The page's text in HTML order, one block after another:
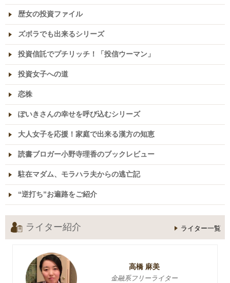
歴女の投資ファイル
ズボラでも出来るシリーズ
投資信託でプチリッチ！「投信ウーマン」
投資女子への道
恋株
ぽいきさんの幸せを呼び込むシリーズ
大人女子を応援！家庭で出来る漢方の知恵
読書ブロガー小野寺理香のブックレビュー
駐在マダム、モラハラ夫からの逃亡記
“逆打ち”お遍路をご紹介
ライター紹介 ライター一覧
高橋 麻美
金融系フリーライター